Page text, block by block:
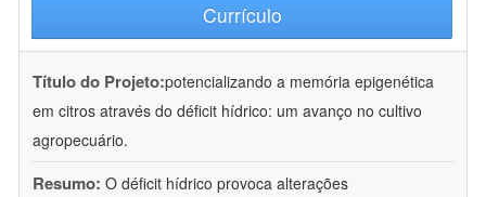
Currículo
Título do Projeto:potencializando a memória epigenética
em citros através do déficit hídrico: um avanço no cultivo
agropecuário.
Resumo: O déficit hídrico provoca alterações